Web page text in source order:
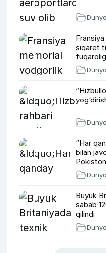
Dunyo
sigaret
Dunyo
Dunyo
“Har
bilan
Dunyo
Buyuk
sabab
qilindi
Dunyo